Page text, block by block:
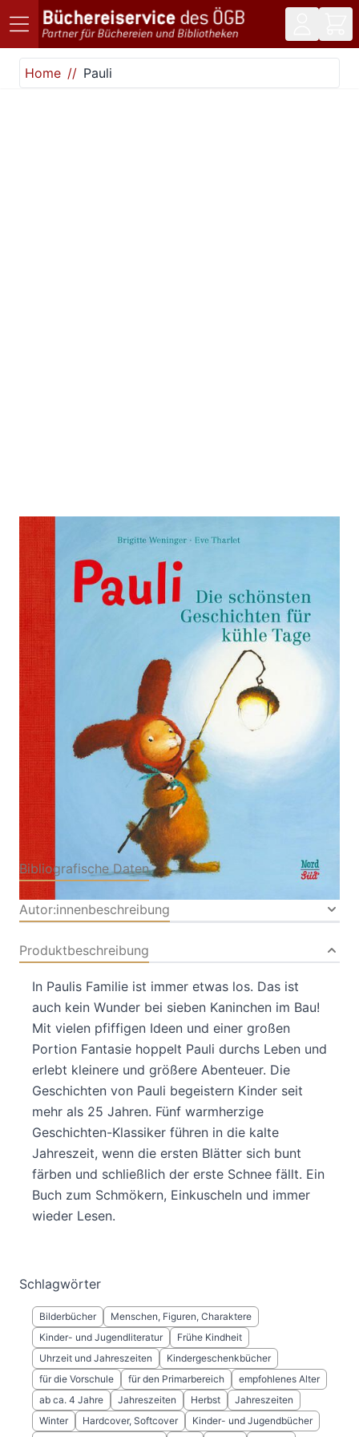
Direkt zum Inhalt
Home
Pauli
Pauli
Zur Wunschliste hinzufügen
Die schönsten Geschichten für kühle Tage
Von Brigitte Weninger
Verlag: NordSüd Verlag
31410702-3
Bibliografische Daten
Autor:innenbeschreibung
Produktbeschreibung
In Paulis Familie ist immer etwas los. Das ist
auch kein Wunder bei sieben Kaninchen im Bau!
Mit vielen pfiffigen Ideen und einer großen
Portion Fantasie hoppelt Pauli durchs Leben und
erlebt kleinere und größere Abenteuer. Die
Geschichten von Pauli begeistern Kinder seit
mehr als 25 Jahren. Fünf warmherzige
Geschichten-Klassiker führen in die kalte
Jahreszeit, wenn die ersten Blätter sich bunt
färben und schließlich der erste Schnee fällt. Ein
Buch zum Schmökern, Einkuscheln und immer
wieder Lesen.
Schlagwörter
Bilderbücher
Menschen, Figuren, Charaktere
Kinder- und Jugendliteratur
Frühe Kindheit
Uhrzeit und Jahreszeiten
Kindergeschenkbücher
für die Vorschule
für den Primarbereich
empfohlenes Alter
ab ca. 4 Jahre
Jahreszeiten Herbst
Jahreszeiten
Winter
Hardcover, Softcover
Kinder- und Jugendbücher